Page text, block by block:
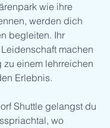
wie ihre
werden dich
begleiten. Ihr
machen
zu einem lehrreichen
Erlebnis.
Shuttle gelangst du
wo